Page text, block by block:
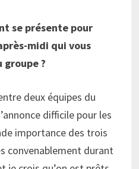
se présente pour
midi qui vous
groupe ?
deux équipes du
difficile pour les
importance des trois
convenablement durant